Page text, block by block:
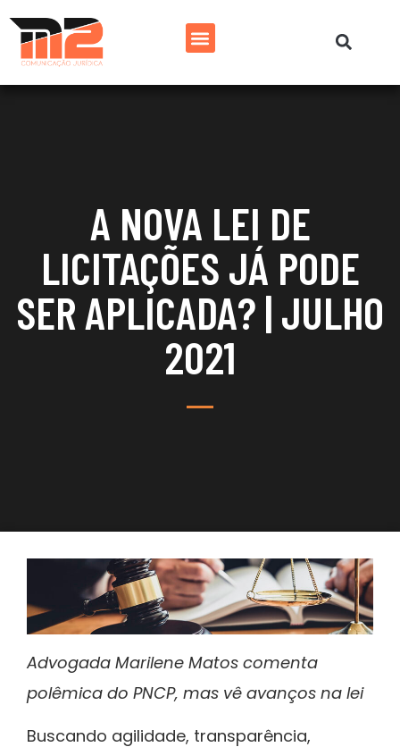
A NOVA LEI DE
LICITAÇÕES JÁ PODE
SER APLICADA? | JULHO
2021
Advogada Marilene Matos comenta
polêmica do PNCP, mas vê avanços na lei
Buscando agilidade, transparência,